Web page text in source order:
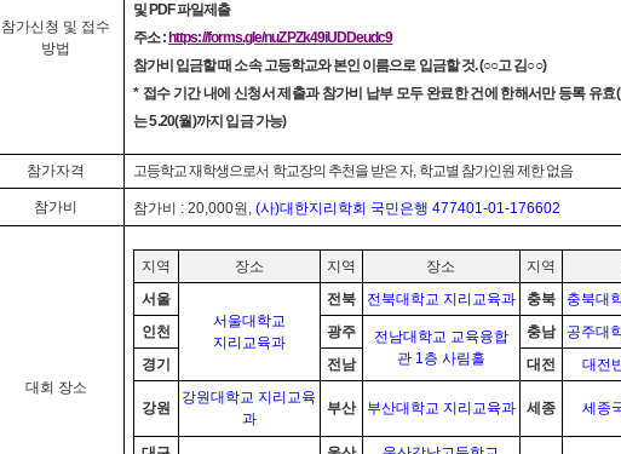
참가신청 및 접수
방법
및 PDF파일제출
주소: https://forms.gle/nuZPZk49iUDDeudc9
참가비 입금할 때 소속 고등학교와 본인 이름으로 입금할 것. (○○고 김○○)
* 접수 기간 내에 신청서 제출과 참가비 납부 모두 완료한 건에 한해서만 등록 유효(
는5.20(월)까지 입금 가능)
참가자격 고등학교 재학생으로서 학교장의 추천을 받은 자, 학교별 참가인원 제한 없음
참가비 참가비 : 20,000원 , (사)대한지리학회 국민은행 477401-01-176602
대회 장소
지역 장소 지역 장소 지역
서울
서울대학교
지리교육과
전북 전북대학교 지리교육과 충북
충북대
인천
광주
전남대학교 교육융합
관 1층 사림홀
충남
공주대
경기
전남 대전 대전
강원
강원대학교 지리교육
과
부산 부산대학교 지리교육과 세종 세종